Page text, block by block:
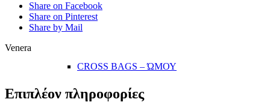
CROSS BAGS – ΏΜΟΥ
Share on Facebook
Share on Pinterest
Share by Mail
Venera
Επιπλέον πληροφορίες